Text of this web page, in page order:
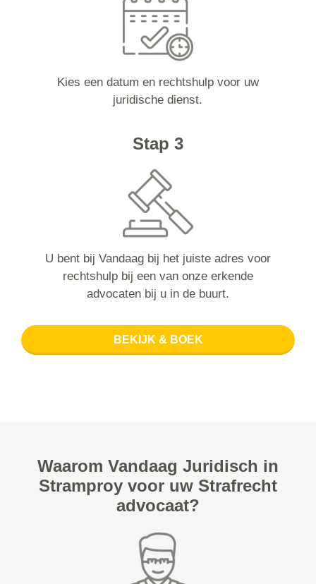
Kies een datum en rechtshulp voor uw
juridische dienst.
Stap 3
U bent bij Vandaag bij het juiste adres voor
rechtshulp bij een van onze erkende
advocaten bij u in de buurt.
BEKIJK & BOEK
Waarom Vandaag Juridisch in
Stramproy voor uw Strafrecht
advocaat?